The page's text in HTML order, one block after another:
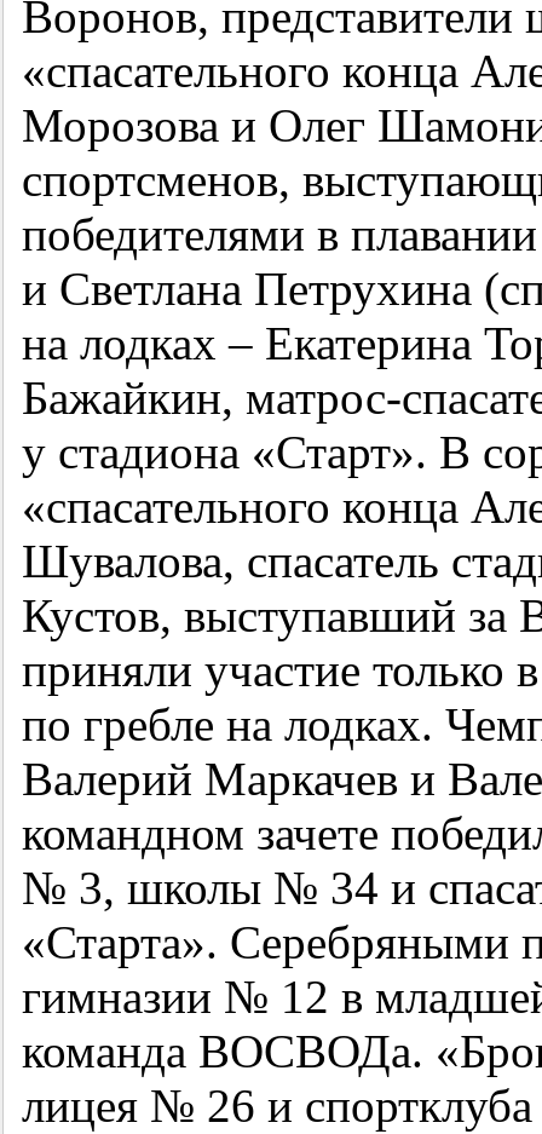
Воронов,
«спасательного конца
Морозова и Олег
спортсменов,
победителями в
и Светлана Петрухина
на лодках – Екатерина
Бажайкин, матрос-
у стадиона «Старт». В
«спасательного конца
Шувалова, спасатель
Кустов, выступавший
приняли участие только
по гребле на лодках.
Валерий Маркачев и
командном зачете
№ 3, школы № 34 и
«Старта». Серебряными
гимназии № 12 в
команда ВОСВОДа.
лицея № 26 и